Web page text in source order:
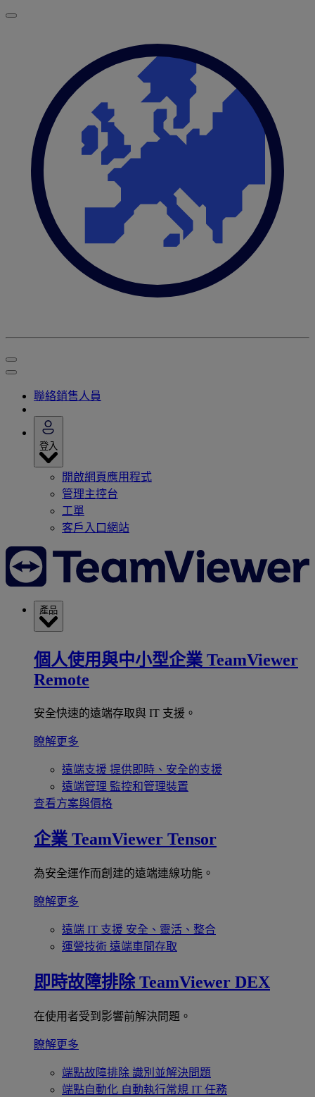
聯絡銷售人員
登入
開啟網頁應用程式
管理主控台
工單
客戶入口網站
產品
個人使用與中小型企業 TeamViewer
Remote
安全快速的遠端存取與 IT 支援。
瞭解更多
遠端支援 提供即時、安全的支援
遠端管理 監控和管理裝置
查看方案與價格
企業 TeamViewer Tensor
為安全運作而創建的遠端連線功能。
瞭解更多
遠端 IT 支援 安全、靈活、整合
運營技術 遠端車間存取
即時故障排除 TeamViewer DEX
在使用者受到影響前解決問題。
瞭解更多
端點故障排除 識別並解決問題
端點自動化 自動執行常規 IT 任務